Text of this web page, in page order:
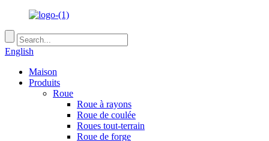
English
Maison
Produits
Roue
Roue à rayons
Roue de coulée
Roues tout-terrain
Roue de forge